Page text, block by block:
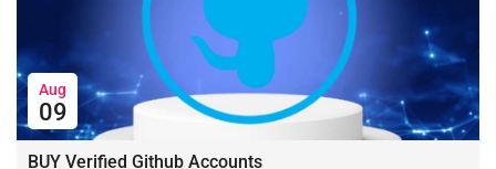
Aug
09
BUY Verified Github Accounts